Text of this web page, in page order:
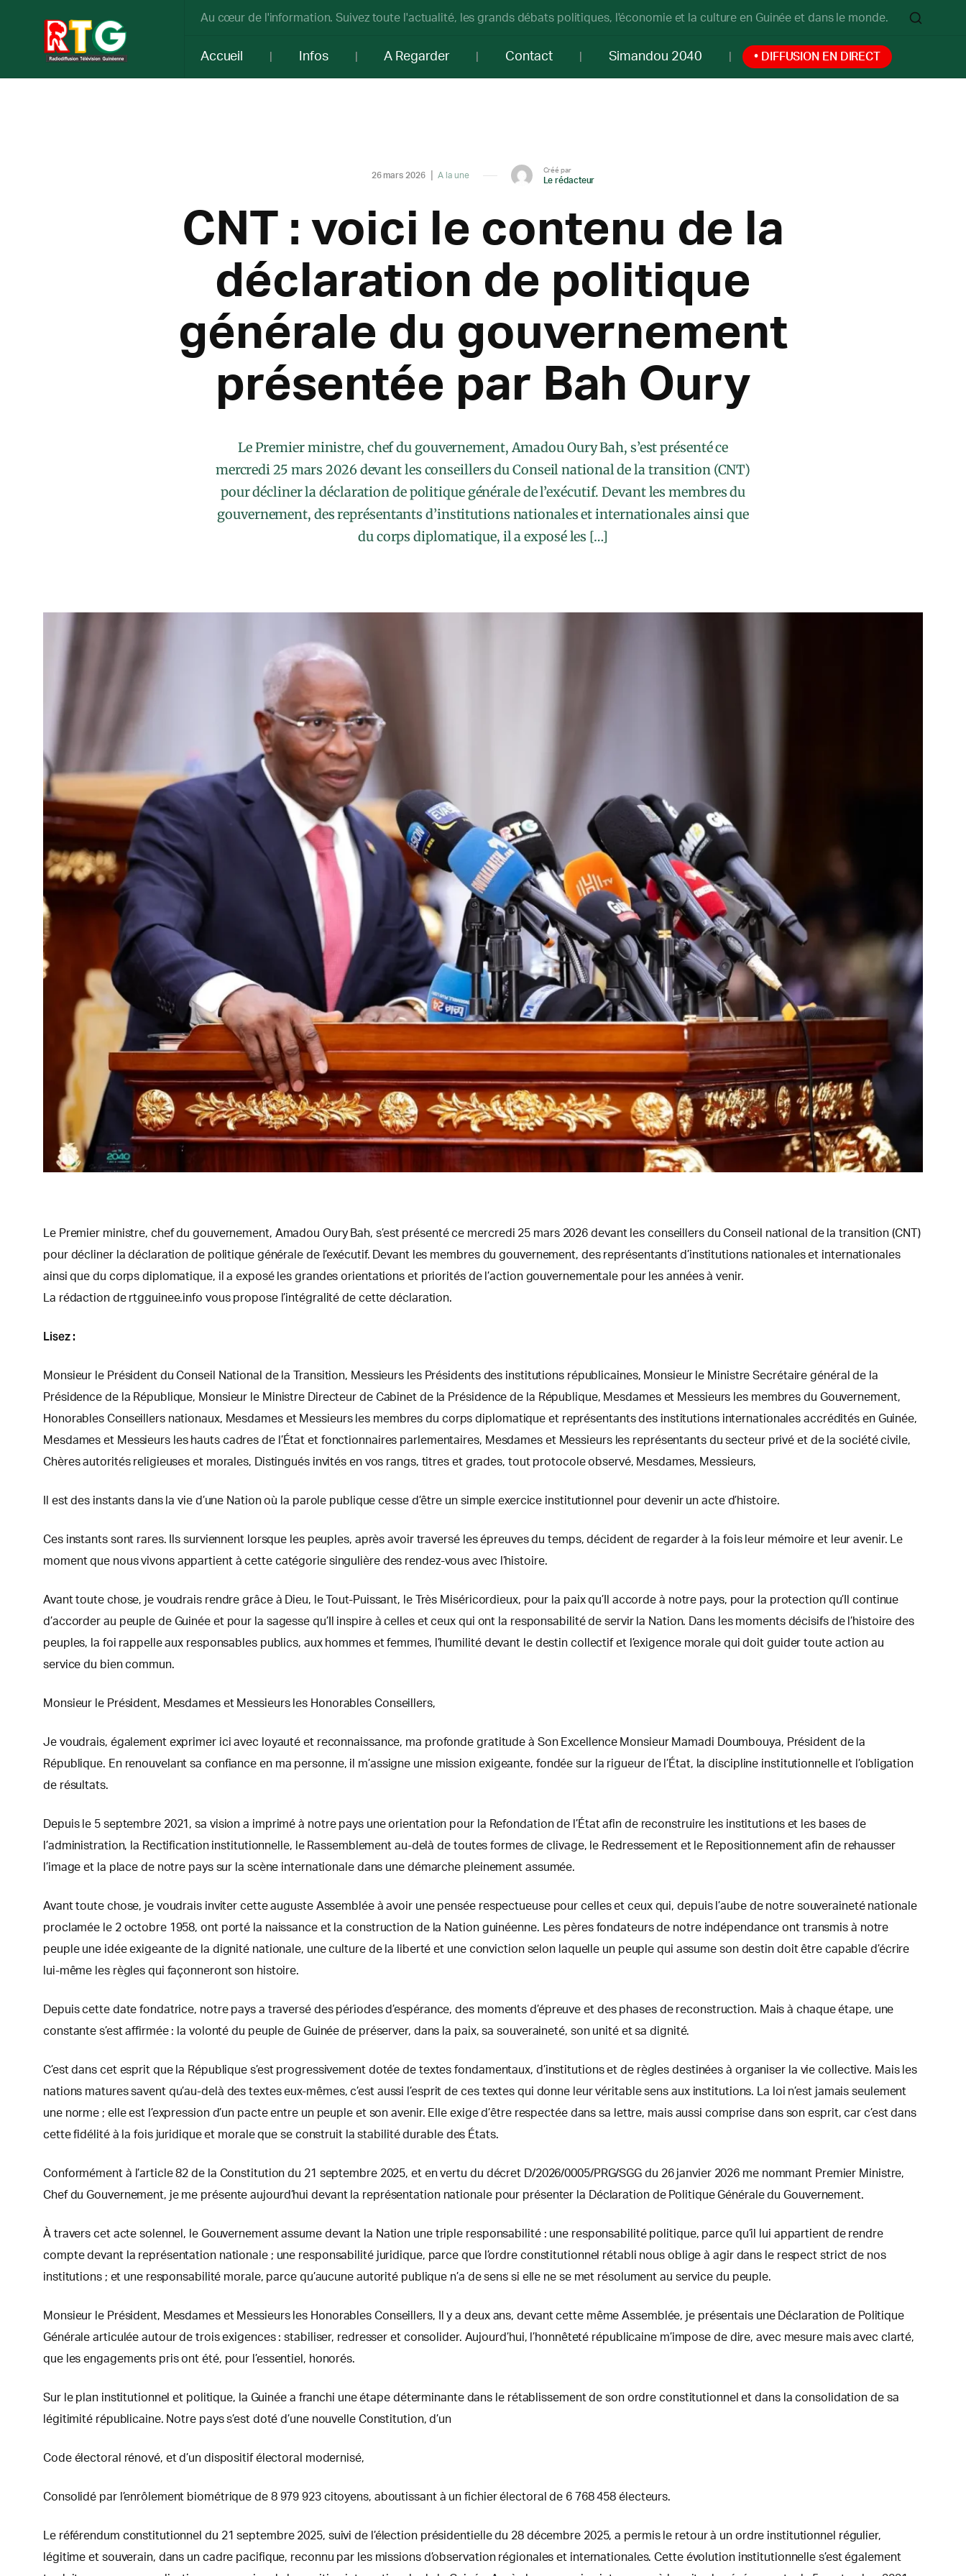
Au cœur de l'information. Suivez toute l'actualité, les grands débats politiques, l'économie et la culture en Guinée et dans le monde.
Accueil Infos A Regarder Contact Simandou 2040 • DIFFUSION EN DIRECT
26 mars 2026 A la une
Créé par
Le rédacteur
CNT : voici le contenu de la
déclaration de politique
générale du gouvernement
présentée par Bah Oury
Le Premier ministre, chef du gouvernement, Amadou Oury Bah, s’est présenté ce
mercredi 25 mars 2026 devant les conseillers du Conseil national de la transition (CNT)
pour décliner la déclaration de politique générale de l’exécutif. Devant les membres du
gouvernement, des représentants d’institutions nationales et internationales ainsi que
du corps diplomatique, il a exposé les […]
Le Premier ministre, chef du gouvernement, Amadou Oury Bah, s’est présenté ce mercredi 25 mars 2026 devant les conseillers du Conseil national de la transition (CNT)
pour décliner la déclaration de politique générale de l’exécutif. Devant les membres du gouvernement, des représentants d’institutions nationales et internationales
ainsi que du corps diplomatique, il a exposé les grandes orientations et priorités de l’action gouvernementale pour les années à venir.
La rédaction de rtgguinee.info vous propose l’intégralité de cette déclaration.
Lisez :
Monsieur le Président du Conseil National de la Transition, Messieurs les Présidents des institutions républicaines, Monsieur le Ministre Secrétaire général de la
Présidence de la République, Monsieur le Ministre Directeur de Cabinet de la Présidence de la République, Mesdames et Messieurs les membres du Gouvernement,
Honorables Conseillers nationaux, Mesdames et Messieurs les membres du corps diplomatique et représentants des institutions internationales accrédités en Guinée,
Mesdames et Messieurs les hauts cadres de l’État et fonctionnaires parlementaires, Mesdames et Messieurs les représentants du secteur privé et de la société civile,
Chères autorités religieuses et morales, Distingués invités en vos rangs, titres et grades, tout protocole observé, Mesdames, Messieurs,
Il est des instants dans la vie d’une Nation où la parole publique cesse d’être un simple exercice institutionnel pour devenir un acte d’histoire.
Ces instants sont rares. Ils surviennent lorsque les peuples, après avoir traversé les épreuves du temps, décident de regarder à la fois leur mémoire et leur avenir. Le
moment que nous vivons appartient à cette catégorie singulière des rendez-vous avec l’histoire.
Avant toute chose, je voudrais rendre grâce à Dieu, le Tout-Puissant, le Très Miséricordieux, pour la paix qu’Il accorde à notre pays, pour la protection qu’Il continue
d’accorder au peuple de Guinée et pour la sagesse qu’Il inspire à celles et ceux qui ont la responsabilité de servir la Nation. Dans les moments décisifs de l’histoire des
peuples, la foi rappelle aux responsables publics, aux hommes et femmes, l’humilité devant le destin collectif et l’exigence morale qui doit guider toute action au
service du bien commun.
Monsieur le Président, Mesdames et Messieurs les Honorables Conseillers,
Je voudrais, également exprimer ici avec loyauté et reconnaissance, ma profonde gratitude à Son Excellence Monsieur Mamadi Doumbouya, Président de la
République. En renouvelant sa confiance en ma personne, il m’assigne une mission exigeante, fondée sur la rigueur de l’État, la discipline institutionnelle et l’obligation
de résultats.
Depuis le 5 septembre 2021, sa vision a imprimé à notre pays une orientation pour la Refondation de l’État afin de reconstruire les institutions et les bases de
l’administration, la Rectification institutionnelle, le Rassemblement au-delà de toutes formes de clivage, le Redressement et le Repositionnement afin de rehausser
l’image et la place de notre pays sur la scène internationale dans une démarche pleinement assumée.
Avant toute chose, je voudrais inviter cette auguste Assemblée à avoir une pensée respectueuse pour celles et ceux qui, depuis l’aube de notre souveraineté nationale
proclamée le 2 octobre 1958, ont porté la naissance et la construction de la Nation guinéenne. Les pères fondateurs de notre indépendance ont transmis à notre
peuple une idée exigeante de la dignité nationale, une culture de la liberté et une conviction selon laquelle un peuple qui assume son destin doit être capable d’écrire
lui-même les règles qui façonneront son histoire.
Depuis cette date fondatrice, notre pays a traversé des périodes d’espérance, des moments d’épreuve et des phases de reconstruction. Mais à chaque étape, une
constante s’est affirmée : la volonté du peuple de Guinée de préserver, dans la paix, sa souveraineté, son unité et sa dignité.
C’est dans cet esprit que la République s’est progressivement dotée de textes fondamentaux, d’institutions et de règles destinées à organiser la vie collective. Mais les
nations matures savent qu’au-delà des textes eux-mêmes, c’est aussi l’esprit de ces textes qui donne leur véritable sens aux institutions. La loi n’est jamais seulement
une norme ; elle est l’expression d’un pacte entre un peuple et son avenir. Elle exige d’être respectée dans sa lettre, mais aussi comprise dans son esprit, car c’est dans
cette fidélité à la fois juridique et morale que se construit la stabilité durable des États.
Conformément à l’article 82 de la Constitution du 21 septembre 2025, et en vertu du décret D/2026/0005/PRG/SGG du 26 janvier 2026 me nommant Premier Ministre,
Chef du Gouvernement, je me présente aujourd’hui devant la représentation nationale pour présenter la Déclaration de Politique Générale du Gouvernement.
À travers cet acte solennel, le Gouvernement assume devant la Nation une triple responsabilité : une responsabilité politique, parce qu’il lui appartient de rendre
compte devant la représentation nationale ; une responsabilité juridique, parce que l’ordre constitutionnel rétabli nous oblige à agir dans le respect strict de nos
institutions ; et une responsabilité morale, parce qu’aucune autorité publique n’a de sens si elle ne se met résolument au service du peuple.
Monsieur le Président, Mesdames et Messieurs les Honorables Conseillers, Il y a deux ans, devant cette même Assemblée, je présentais une Déclaration de Politique
Générale articulée autour de trois exigences : stabiliser, redresser et consolider. Aujourd’hui, l’honnêteté républicaine m’impose de dire, avec mesure mais avec clarté,
que les engagements pris ont été, pour l’essentiel, honorés.
Sur le plan institutionnel et politique, la Guinée a franchi une étape déterminante dans le rétablissement de son ordre constitutionnel et dans la consolidation de sa
légitimité républicaine. Notre pays s’est doté d’une nouvelle Constitution, d’un
Code électoral rénové, et d’un dispositif électoral modernisé,
Consolidé par l’enrôlement biométrique de 8 979 923 citoyens, aboutissant à un fichier électoral de 6 768 458 électeurs.
Le référendum constitutionnel du 21 septembre 2025, suivi de l’élection présidentielle du 28 décembre 2025, a permis le retour à un ordre institutionnel régulier,
légitime et souverain, dans un cadre pacifique, reconnu par les missions d’observation régionales et internationales. Cette évolution institutionnelle s’est également